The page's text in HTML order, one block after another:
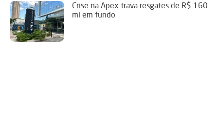
Crise na Apex trava resgates de R$ 160
mi em fundo